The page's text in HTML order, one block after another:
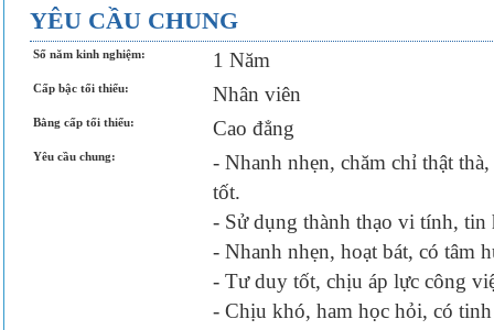
YÊU CẦU CHUNG
Số năm kinh nghiệm: 1 Năm
Cấp bậc tối thiểu: Nhân viên
Bằng cấp tối thiểu: Cao đẳng
Yêu cầu chung:
- Nhanh nhẹn, chăm chỉ thật
tốt.
- Sử dụng thành thạo vi tính, tin
- Nhanh nhẹn, hoạt bát, có tâm
- Tư duy tốt, chịu áp lực công
- Chịu khó, ham học hỏi, có tinh